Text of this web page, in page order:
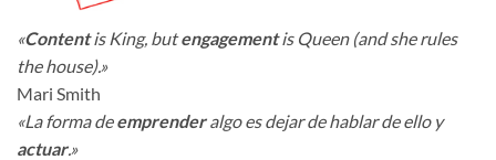
«Contentis King, butengagementis Queen (and she rules
the house).»
Mari Smith
«La forma deemprenderalgo es dejar de hablar de ello y
actuar.»